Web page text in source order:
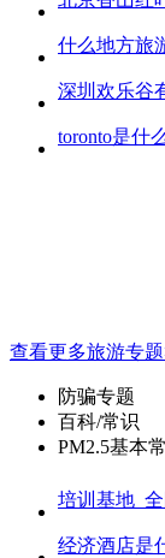
什么地方旅
深圳欢乐谷
toronto是什
查看更多旅游专
防骗专题
百科/常识
PM2.5基本
培训基地_
经济酒店是